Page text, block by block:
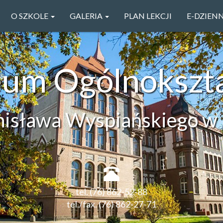
O SZKOLE GALERIA PLAN LEKCJI E-
Wyspiańskiego w
tel. (76) 862-52-88
tel./fax. (76) 862-27-71